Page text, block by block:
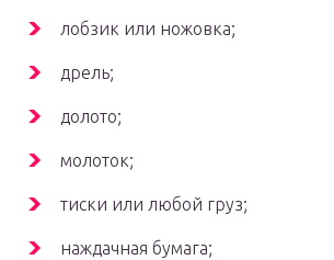
лобзик или ножовка;
дрель;
долото;
молоток;
тиски или любой груз;
наждачная бумага;